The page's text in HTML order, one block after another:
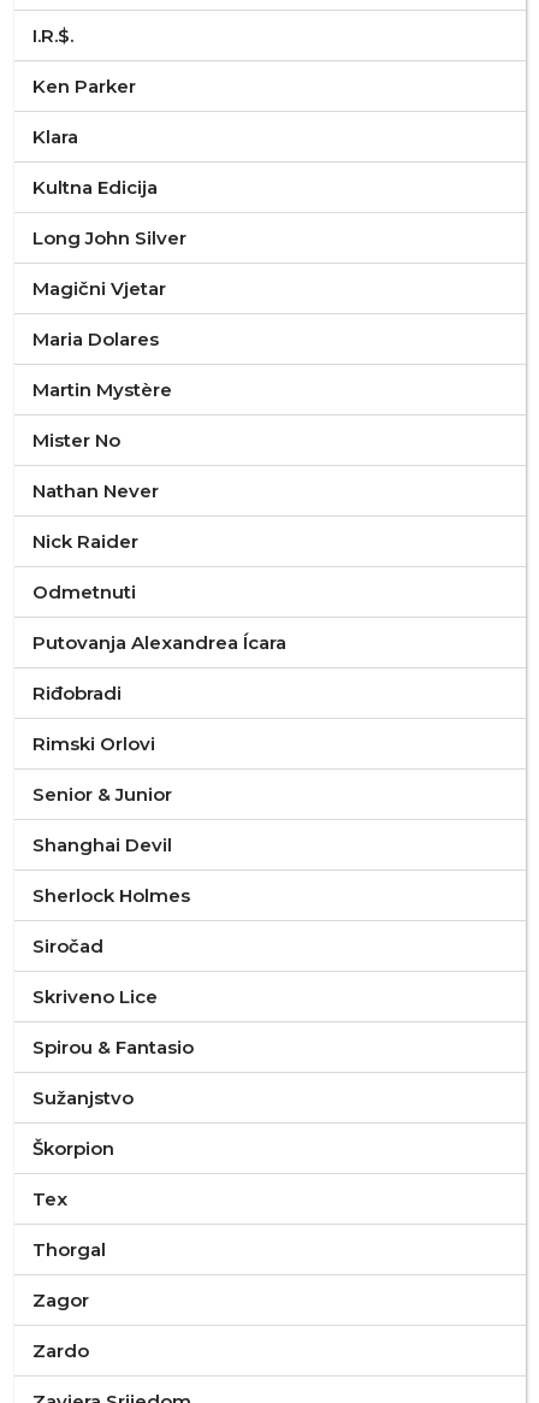
I.R.$.
Ken Parker
Klara
Kultna Edicija
Long John Silver
Magični Vjetar
Maria Dolares
Martin Mystère
Mister No
Nathan Never
Nick Raider
Odmetnuti
Putovanja Alexandrea Ícara
Riđobradi
Rimski Orlovi
Senior & Junior
Shanghai Devil
Sherlock Holmes
Siročad
Skriveno Lice
Spirou & Fantasio
Sužanjstvo
Škorpion
Tex
Thorgal
Zagor
Zardo